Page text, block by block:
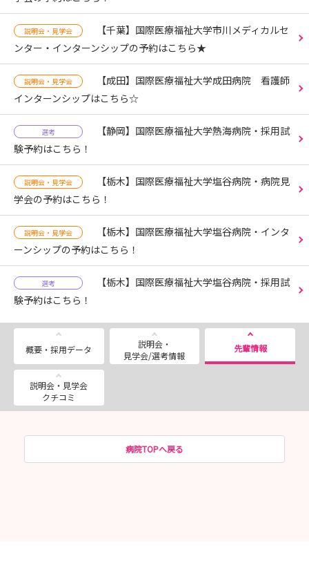
説明会・見学会
【千葉】国際医療福祉大学市川メディカルセ
ンター・インターンシップの予約はこちら★
説明会・見学会
【成田】国際医療福祉大学成田病院 看護師
インターンシップはこちら☆
選考
【静岡】国際医療福祉大学熱海病院・採用試
験予約はこちら！
説明会・見学会
【栃木】国際医療福祉大学塩谷病院・病院見
学会の予約はこちら！
説明会・見学会
【栃木】国際医療福祉大学塩谷病院・インタ
ーンシップの予約はこちら！
選考
【栃木】国際医療福祉大学塩谷病院・採用試
験予約はこちら！
概要・採用データ
説明会・
見学会/選考情報
先輩情報
説明会・見学会
クチコミ
病院TOPへ戻る